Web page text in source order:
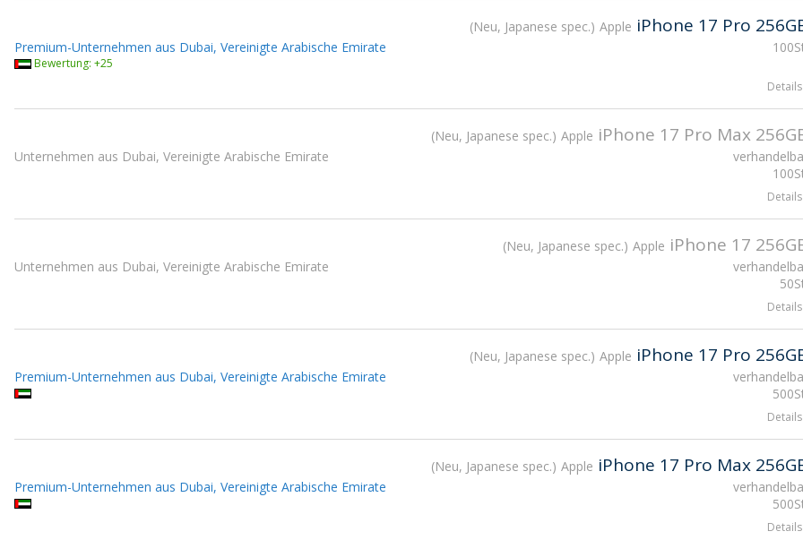
Neu, Japanese spec. Apple iPhone 17 Pro
Premium-Unternehmen aus Dubai, Vereinigte Arabische Emirate
Bewertung: +25
Details
Neu, Japanese spec. Apple iPhone 17 Pro Max
Unternehmen aus Dubai, Vereinigte Arabische Emirate
Details
Neu, Japanese spec. Apple iPhone 17
Unternehmen aus Dubai, Vereinigte Arabische Emirate
Details
Neu, Japanese spec. Apple iPhone 17 Pro
Premium-Unternehmen aus Dubai, Vereinigte Arabische Emirate
Details
Neu, Japanese spec. Apple iPhone 17 Pro Max
Premium-Unternehmen aus Dubai, Vereinigte Arabische Emirate
Details